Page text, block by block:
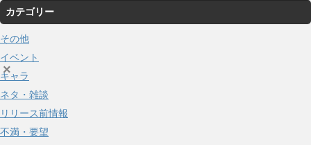
カテゴリー
その他
イベント
キャラ
ネタ・雑談
リリース前情報
不満・要望
×